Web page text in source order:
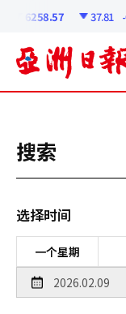
6258.57 37.81 -
搜索
选择时间
一个星期